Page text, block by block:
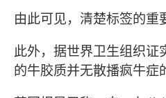
由此可见，清楚标签的重
此外，据世界卫生组织证
的牛胶质并无散播疯牛症